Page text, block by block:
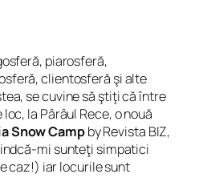
piarosferă,
clientosferă şi alte
se cuvine să ştiţi că între
la Pârâul Rece, o nouă
Snow Campby Revista BIZ,
mi sunteţi simpatici
caz!) iar locurile sunt